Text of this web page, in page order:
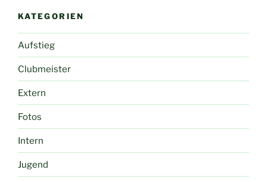
KATEGORIEN
Aufstieg
Clubmeister
Extern
Fotos
Intern
Jugend